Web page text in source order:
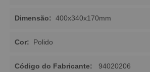
Dimensão: 400x340x170mm
Cor: Polido
Código do Fabricante: 94020206